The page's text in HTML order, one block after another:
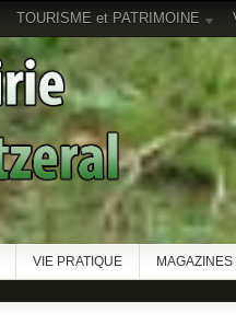
TOURISME et PATRIMOINE
VIE PRATIQUE